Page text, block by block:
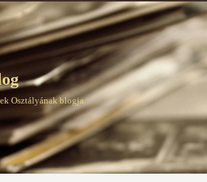
Osztályának blogja